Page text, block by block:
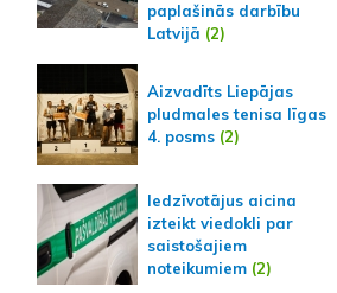
paplašinās darbību
Latvijā (2)
Aizvadīts Liepājas
pludmales tenisa līgas
4. posms(2)
Iedzīvotājus aicina
izteikt viedokli par
saistošajiem
noteikumiem (2)